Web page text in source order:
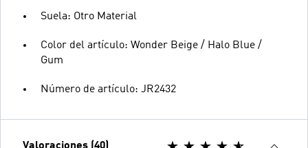
Suela: Otro Material
Color del artículo: Wonder Beige / Halo Blue /
Gum
Número de artículo: JR2432